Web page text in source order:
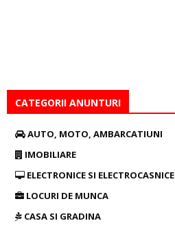
CATEGORII ANUNTURI
AUTO, MOTO, AMBARCATIUNI
IMOBILIARE
ELECTRONICE SI ELECTROCASNICE
LOCURI DE MUNCA
CASA SI GRADINA